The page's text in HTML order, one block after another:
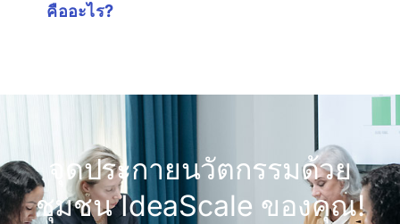
คืออะไร?
จุดประกายนวัตกรรมด้วย
ชุมชน IdeaScale ของคุณ!